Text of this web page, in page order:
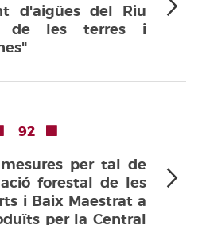
d'aigües del Riu
de les terres i
92
per tal de
forestal de les
i Baix Maestrat a
per la Central